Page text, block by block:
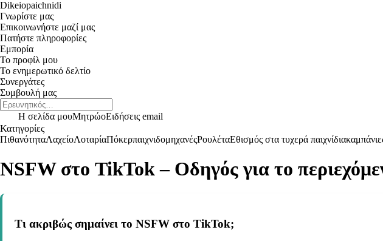
Dikeiopaichnidi
Γνωρίστε μας
Επικοινωνήστε μαζί μας
Πατήστε πληροφορίες
Εμπορία
Το προφίλ μου
Το ενημερωτικό δελτίο
Συνεργάτες
Συμβουλή μας
Η σελίδα μουΜητρώοΕιδήσεις email
Κατηγορίες
ΠιθανότηταΛαχείοΛοταρίαΠόκερπαιχνιδομηχανέςΡουλέταΕθισμός στα τυχερά παιχνίδια
NSFW στο TikTok – Οδηγός για το
Τι ακριβώς σημαίνει το NSFW στο TikTok;